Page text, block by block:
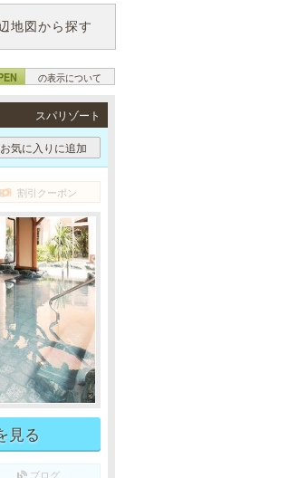
地図から探す
の表示について
スパリゾート
お気に入りに追加
割引クーポン
見る
ブログ